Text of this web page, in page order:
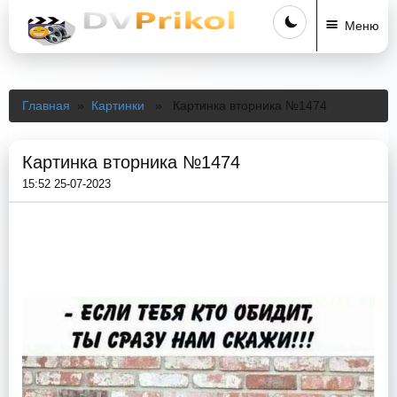
Меню
Главная » Картинки » Картинка вторника №1474
Картинка вторника №1474
15:52 25-07-2023